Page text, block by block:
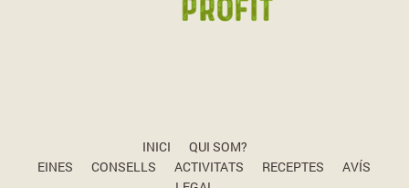
INICI
QUI SOM?
EINES
CONSELLS ACTIVITATS RECEPTES
AVÍS